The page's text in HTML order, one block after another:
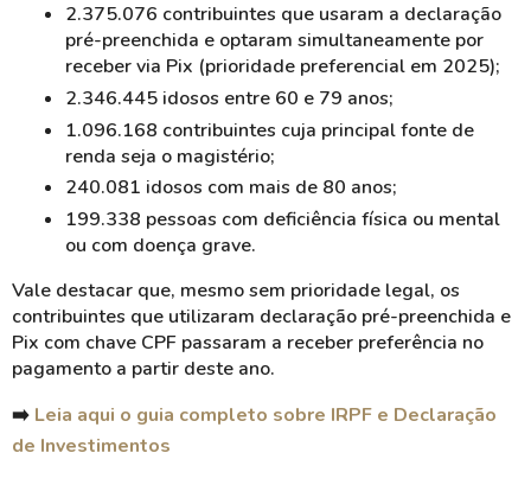
2.375.076 contribuintes que usaram a declaração
pré-preenchida e optaram simultaneamente por
receber via Pix (prioridade preferencial em 2025);
2.346.445 idosos entre 60 e 79 anos;
1.096.168 contribuintes cuja principal fonte de
renda seja o magistério;
240.081 idosos com mais de 80 anos;
199.338 pessoas com deficiência física ou mental
ou com doença grave.
Vale destacar que, mesmo sem prioridade legal, os
contribuintes que utilizaram declaração pré-preenchida e
Pix com chave CPF passaram a receber preferência no
pagamento a partir deste ano.
➡️ Leia aqui o guia completo sobre IRPF e Declaração
de Investimentos